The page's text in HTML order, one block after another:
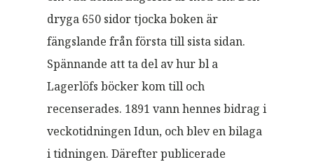
dryga 650 sidor tjocka boken är
fängslande från första till sista sidan.
Spännande att ta del av hur bl a
Lagerlöfs böcker kom till och
recenserades. 1891 vann hennes bidrag i
veckotidningen Idun, och blev en bilaga
i tidningen. Därefter publicerade